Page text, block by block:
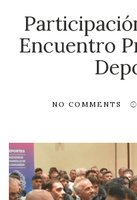
Encuentro
NO COMMENTS